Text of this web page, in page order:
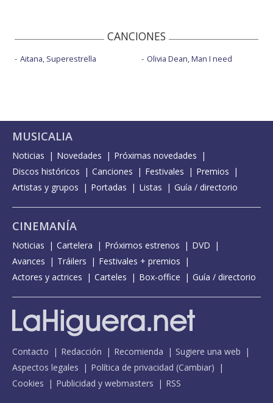
CANCIONES
Aitana, Superestrella Olivia Dean, Man I need
MUSICALIA
Noticias Novedades
Próximas novedades
Discos históricos
Canciones Festivales
Premios
Artistas y grupos
Portadas Listas Guía / directorio
CINEMANÍA
Noticias Cartelera Próximos estrenos
DVD
Avances
Tráilers
Festivales + premios
Actores y actrices
Carteles Box-office Guía / directorio
Contacto Redacción Recomienda
Sugiere una web
Aspectos legales
Política de privacidad (Cambiar)
Cookies
Publicidad y webmasters RSS